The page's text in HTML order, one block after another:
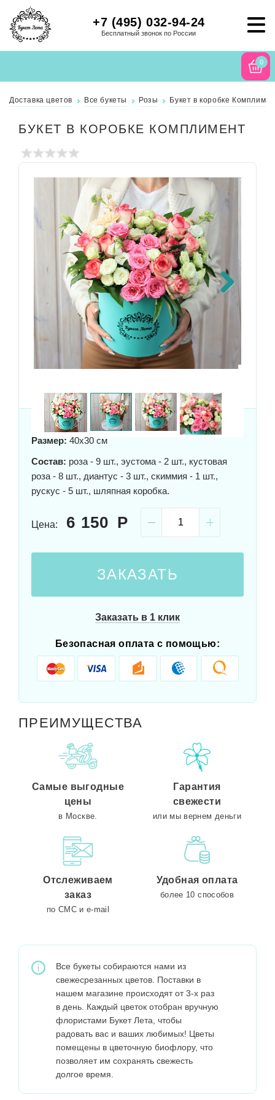
+7 (495) 032-94-24
Бесплатный звонок по России
0
Доставка цветов Все букеты Розы Букет в коробке
БУКЕТ В КОРОБКЕ КОМПЛИМЕНТ
Previous
Размер: 40x30 см
Состав: роза - 9 шт., эустома - 2 шт., кустовая
роза - 8 шт., диантус - 3 шт., скиммия - 1 шт.,
рускус - 5 шт., шляпная коробка.
Цена: 6 150
ЗАКАЗАТЬ
Заказать в 1 клик
Безопасная оплата с помощью:
ПРЕИМУЩЕСТВА
Самые выгодные
цены
в Москве.
Гарантия
свежести
или мы вернем деньги
Отслеживаем
заказ
по СМС и e-mail
Удобная оплата
более 10 способов
Все букеты собираются нами из
свежесрезанных цветов. Поставки в
нашем магазине происходят от 3-х раз
в день. Каждый цветок отобран вручную
флористами Букет Лета, чтобы
радовать вас и ваших любимых! Цветы
помещены в цветочную биофлору, что
позволяет им сохранять свежесть
долгое время.